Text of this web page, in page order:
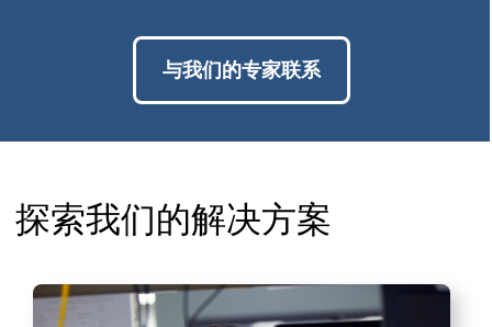
与我们的专家联系
探索我们的解决方案